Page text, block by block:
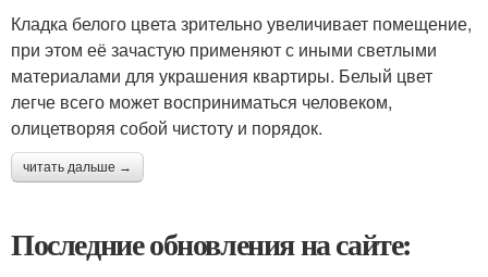
Кладка белого цвета зрительно увеличивает помещение,
при этом её зачастую применяют с иными светлыми
материалами для украшения квартиры. Белый цвет
легче всего может восприниматься человеком,
олицетворяя собой чистоту и порядок.
читать дальше →
Последние обновления на сайте: